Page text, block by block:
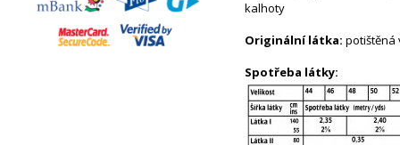
kalhoty
Originální látka: potištěná
Spotřeba látky: